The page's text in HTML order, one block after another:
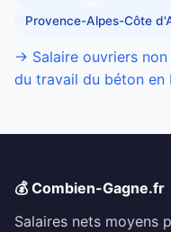
Provence-Alpes-Côte
→ Salaire ouvriers
du travail du béton en
💰 Combien-Gagne.fr
Salaires nets moyens